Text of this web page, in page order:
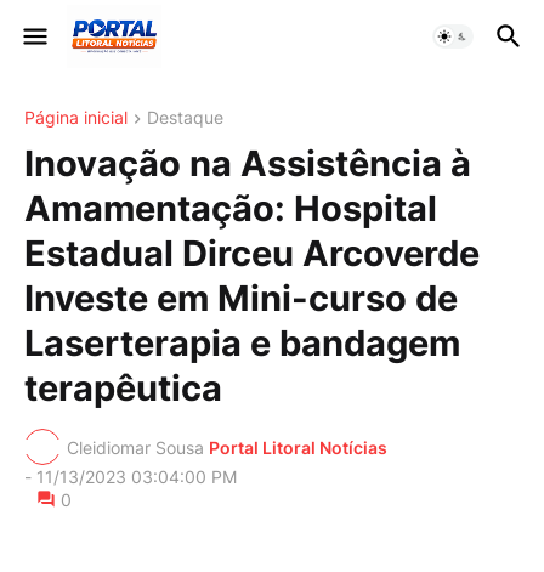
Página inicial Destaque
Inovação na Assistência à
Amamentação: Hospital
Estadual Dirceu Arcoverde
Investe em Mini-curso de
Laserterapia e bandagem
terapêutica
Cleidiomar Sousa Portal Litoral Notícias
- 11/13/2023 03:04:00 PM
0